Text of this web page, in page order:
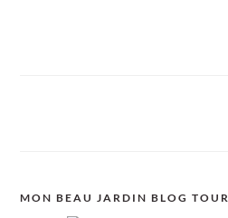
MON BEAU JARDIN BLOG TOUR